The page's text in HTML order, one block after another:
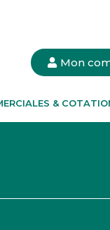
Mon
&